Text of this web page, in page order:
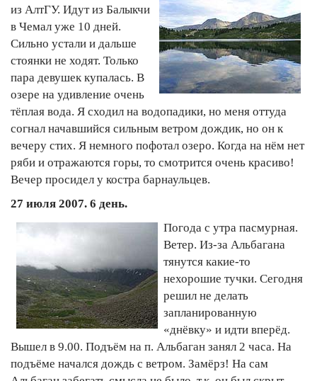
из АлтГУ. Идут из Балыкчи
в Чемал уже 10 дней.
Сильно устали и дальше
стоянки не ходят. Только
пара девушек купалась. В
озере на удивление очень
тёплая вода. Я сходил на водопадики, но меня оттуда
согнал начавшийся сильным ветром дождик, но он к
вечеру стих. Я немного пофотал озеро. Когда на нём нет
ряби и отражаются горы, то смотрится очень красиво!
Вечер просидел у костра барнаульцев.
27 июля 2007. 6 день.
Погода с утра пасмурная.
Ветер. Из-за Альбагана
тянутся какие-то
нехорошие тучки. Сегодня
решил не делать
запланированную
«днёвку» и идти вперёд.
Вышел в 9.00. Подъём на п. Альбаган занял 2 часа. На
подъёме начался дождь с ветром. Замёрз! На сам